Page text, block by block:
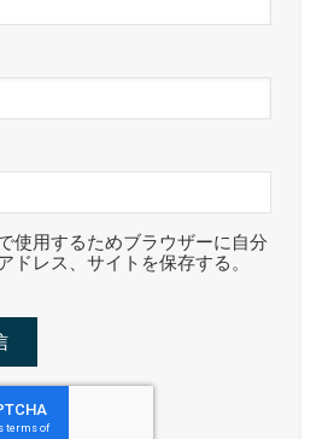
使用するためブラウザーに自分
ドレス、サイトを保存する。